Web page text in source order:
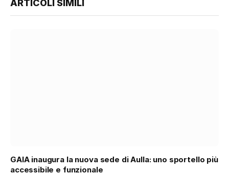
ARTICOLI SIMILI
GAIA inaugura la nuova sede di Aulla: uno sportello più
accessibile e funzionale